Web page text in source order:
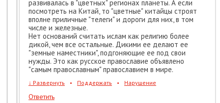
развивалась в "цветных" регионах планеты. А если
посмотреть на Китай, то "цветные" китайцы строят
вполне приличные "телеги" и дороги для них, в том
числе и железные.
Нет оснований считать ислам как религию более
дикой, чем все остальные. Дикими ее делают ее
"земные наместники", подгоняющие ее под свои
нужды. Это как русское православие объявлено
"самым православным" православием в мире.
↓ Развернуть • Поддержать • Нарушение
Ответить